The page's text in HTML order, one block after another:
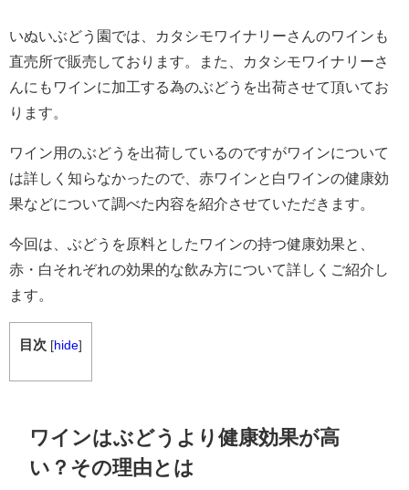
いぬいぶどう園では、カタシモワイナリーさんのワインも
直売所で販売しております。また、カタシモワイナリーさ
んにもワインに加工する為のぶどうを出荷させて頂いてお
ります。
ワイン用のぶどうを出荷しているのですがワインについて
は詳しく知らなかったので、赤ワインと白ワインの健康効
果などについて調べた内容を紹介させていただきます。
今回は、ぶどうを原料としたワインの持つ健康効果と、
赤・白それぞれの効果的な飲み方について詳しくご紹介し
ます。
目次 [hide]
ワインはぶどうより健康効果が高
い？その理由とは